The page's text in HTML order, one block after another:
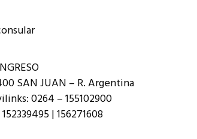
SAN JUAN – R. Argentina
0264 – 155102900
| 156271608